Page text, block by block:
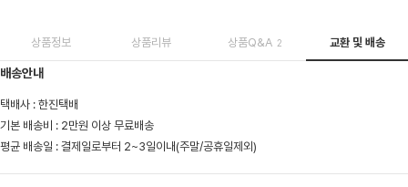
상품정보 상품리뷰 상품Q&A 2 교환 및 배송
배송안내
택배사 : 한진택배
기본 배송비 : 2만원 이상 무료배송
평균 배송일 : 결제일로부터 2~3일이내(주말/공휴일제외)